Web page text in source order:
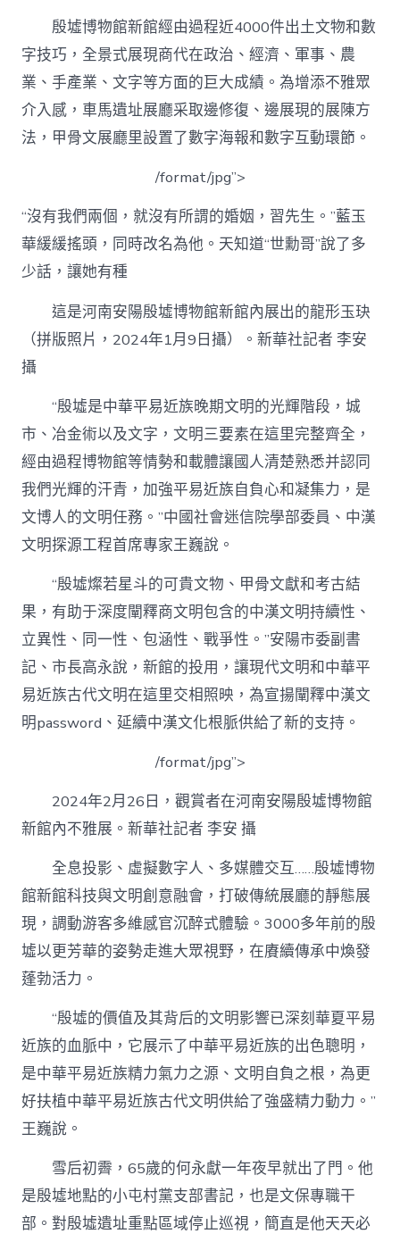
殷墟博物館新館經由過程近4000件出土文物和數
字技巧，全景式展現商代在政治、經濟、軍事、農
業、手產業、文字等方面的巨大成績。為增添不雅眾
介入感，車馬遺址展廳采取邊修復、邊展現的展陳方
法，甲骨文展廳里設置了數字海報和數字互動環節。
/format/jpg”>
“沒有我們兩個，就沒有所謂的婚姻，習先生。”藍玉
華緩緩搖頭，同時改名為他。天知道“世勳哥”說了多
少話，讓她有種
這是河南安陽殷墟博物館新館內展出的龍形玉玦
（拼版照片，2024年1月9日攝）。新華社記者 李安
攝
“殷墟是中華平易近族晚期文明的光輝階段，城
市、冶金術以及文字，文明三要素在這里完整齊全，
經由過程博物館等情勢和載體讓國人清楚熟悉并認同
我們光輝的汗青，加強平易近族自負心和凝集力，是
文博人的文明任務。”中國社會迷信院學部委員、中漢
文明探源工程首席專家王巍說。
“殷墟燦若星斗的可貴文物、甲骨文獻和考古結
果，有助于深度闡釋商文明包含的中漢文明持續性、
立異性、同一性、包涵性、戰爭性。”安陽市委副書
記、市長高永說，新館的投用，讓現代文明和中華平
易近族古代文明在這里交相照映，為宣揚闡釋中漢文
明password、延續中漢文化根脈供給了新的支持。
/format/jpg”>
2024年2月26日，觀賞者在河南安陽殷墟博物館
新館內不雅展。新華社記者 李安 攝
全息投影、虛擬數字人、多媒體交互……殷墟博物
館新館科技與文明創意融會，打破傳統展廳的靜態展
現，調動游客多維感官沉醉式體驗。3000多年前的殷
墟以更芳華的姿勢走進大眾視野，在賡續傳承中煥發
蓬勃活力。
“殷墟的價值及其背后的文明影響已深刻華夏平易
近族的血脈中，它展示了中華平易近族的出色聰明，
是中華平易近族精力氣力之源、文明自負之根，為更
好扶植中華平易近族古代文明供給了強盛精力動力。”
王巍說。
雪后初霽，65歲的何永獻一年夜早就出了門。他
是殷墟地點的小屯村黨支部書記，也是文保專職干
部。對殷墟遺址重點區域停止巡視，簡直是他天天必